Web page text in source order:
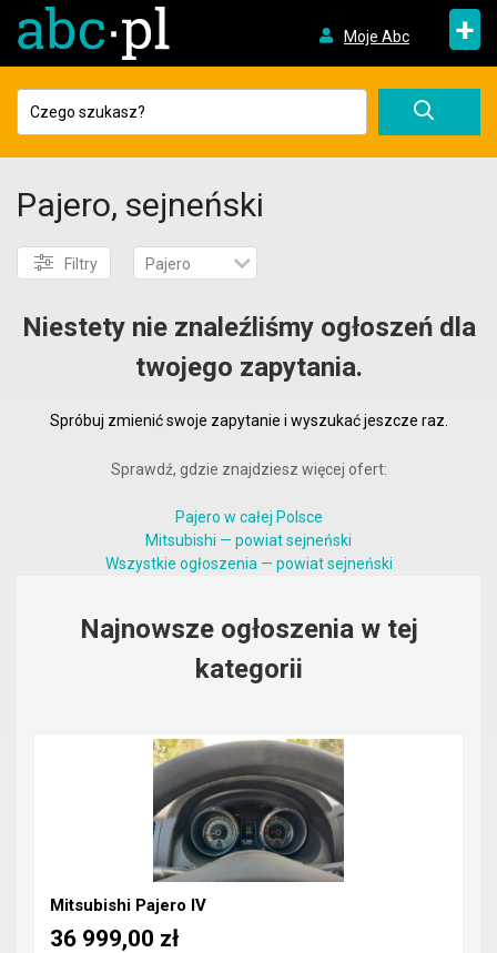
Moje Abc +
Pajero, sejneński
Filtry Pajero
Niestety nie znaleźliśmy ogłoszeń dla
twojego zapytania.
Spróbuj zmienić swoje zapytanie i wyszukać jeszcze raz.
Sprawdź, gdzie znajdziesz więcej ofert:
Pajero w całej Polsce
Mitsubishi — powiat sejneński
Wszystkie ogłoszenia — powiat sejneński
Najnowsze ogłoszenia w tej
kategorii
Mitsubishi Pajero IV
36 999,00 zł